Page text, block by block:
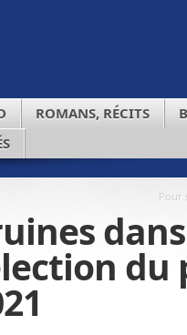
ROMANS, RÉCITS
Pour
du